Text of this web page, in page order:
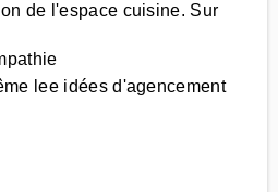
de l'espace cuisine. Sur
lee idées d'agencement